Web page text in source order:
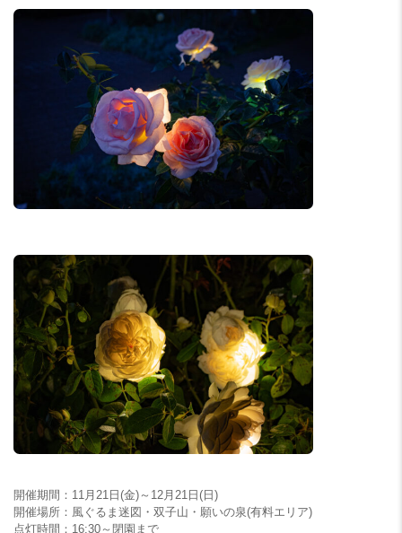
開催期間：11月21日(金)～12月21日(日)
開催場所：風ぐるま迷図・双子山・願いの泉(有料エリア)
点灯時間：16:30～閉園まで